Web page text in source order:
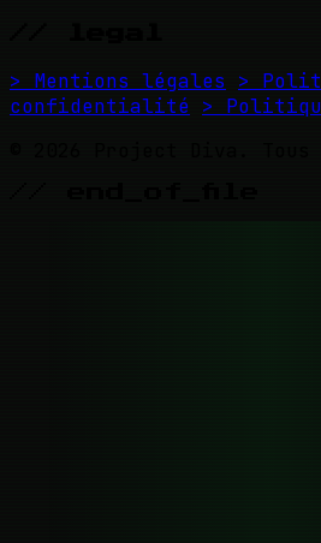
> Mentions légales
>
confidentialité >